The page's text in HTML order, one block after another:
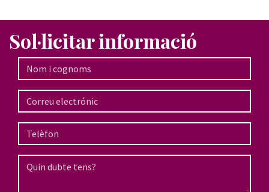
Sol·licitar informació